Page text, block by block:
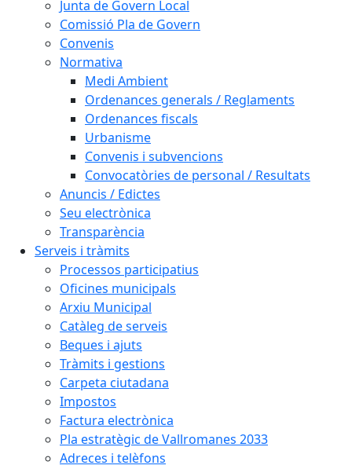
Junta de Govern Local
Comissió Pla de Govern
Convenis
Normativa
Medi Ambient
Ordenances generals / Reglaments
Ordenances fiscals
Urbanisme
Convenis i subvencions
Convocatòries de personal / Resultats
Anuncis / Edictes
Seu electrònica
Transparència
Serveis i tràmits
Processos participatius
Oficines municipals
Arxiu Municipal
Catàleg de serveis
Beques i ajuts
Tràmits i gestions
Carpeta ciutadana
Impostos
Factura electrònica
Pla estratègic de Vallromanes 2033
Adreces i telèfons